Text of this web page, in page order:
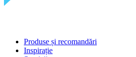
Produse și recomandări
Inspirație